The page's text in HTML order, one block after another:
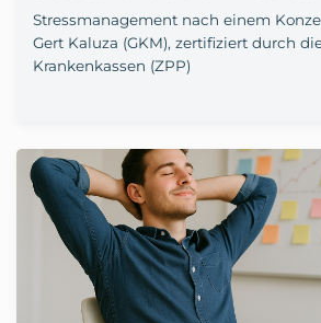
Stressmanagement nach einem
Gert Kaluza (GKM), zertifiziert durch
Krankenkassen (ZPP)